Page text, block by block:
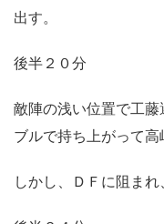
出す。
後半２０分
敵陣の浅い位置で工
ブルで持ち上がって高
しかし、ＤＦに阻まれ